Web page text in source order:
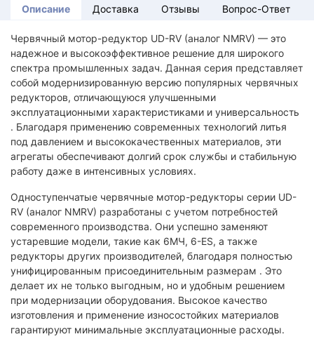
Описание Доставка Отзывы Вопрос-Ответ
Червячный мотор-редуктор UD-RV (аналог NMRV) — это
надежное и высокоэффективное решение для широкого
спектра промышленных задач. Данная серия представляет
собой модернизированную версию популярных червячных
редукторов, отличающуюся улучшенными
эксплуатационными характеристиками и универсальность
. Благодаря применению современных технологий литья
под давлением и высококачественных материалов, эти
агрегаты обеспечивают долгий срок службы и стабильную
работу даже в интенсивных условиях.
Одноступенчатые червячные мотор-редукторы серии UD-
RV (аналог NMRV) разработаны с учетом потребностей
современного производства. Они успешно заменяют
устаревшие модели, такие как 6МЧ, 6-ES, а также
редукторы других производителей, благодаря полностью
унифицированным присоединительным размерам . Это
делает их не только выгодным, но и удобным решением
при модернизации оборудования. Высокое качество
изготовления и применение износостойких материалов
гарантируют минимальные эксплуатационные расходы.